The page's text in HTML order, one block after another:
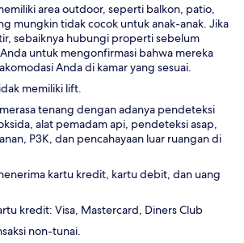
area outdoor, seperti balkon, patio,
mungkin tidak cocok untuk anak-anak. Jika
sebaiknya hubungi properti sebelum
untuk mengonfirmasi bahwa mereka
Anda di kamar yang sesuai.
memiliki lift.
tenang dengan adanya pendeteksi
alat pemadam api, pendeteksi asap,
P3K, dan pencahayaan luar ruangan di
kartu kredit, kartu debit, dan uang
kredit: Visa, Mastercard, Diners Club
non-tunai.